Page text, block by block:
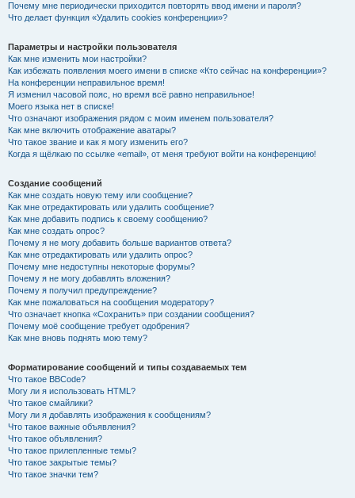
Почему мне периодически приходится повторять ввод имени и пароля?
Что делает функция «Удалить cookies конференции»?
Параметры и настройки пользователя
Как мне изменить мои настройки?
Как избежать появления моего имени в списке «Кто сейчас на конференции»?
На конференции неправильное время!
Я изменил часовой пояс, но время всё равно неправильное!
Моего языка нет в списке!
Что означают изображения рядом с моим именем пользователя?
Как мне включить отображение аватары?
Что такое звание и как я могу изменить его?
Когда я щёлкаю по ссылке «email», от меня требуют войти на конференцию!
Создание сообщений
Как мне создать новую тему или сообщение?
Как мне отредактировать или удалить сообщение?
Как мне добавить подпись к своему сообщению?
Как мне создать опрос?
Почему я не могу добавить больше вариантов ответа?
Как мне отредактировать или удалить опрос?
Почему мне недоступны некоторые форумы?
Почему я не могу добавлять вложения?
Почему я получил предупреждение?
Как мне пожаловаться на сообщения модератору?
Что означает кнопка «Сохранить» при создании сообщения?
Почему моё сообщение требует одобрения?
Как мне вновь поднять мою тему?
Форматирование сообщений и типы создаваемых тем
Что такое BBCode?
Могу ли я использовать HTML?
Что такое смайлики?
Могу ли я добавлять изображения к сообщениям?
Что такое важные объявления?
Что такое объявления?
Что такое прилепленные темы?
Что такое закрытые темы?
Что такое значки тем?